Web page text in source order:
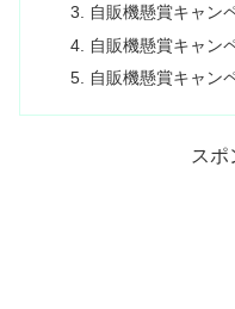
自販機懸賞キャン
自販機懸賞キャン
自販機懸賞キャン
スポ